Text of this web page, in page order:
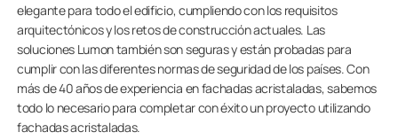
elegante para todo el edificio, cumpliendo con los requisitos
arquitectónicos y los retos de construcción actuales. Las
soluciones Lumon también son seguras y están probadas para
cumplir con las diferentes normas de seguridad de los países. Con
más de 40 años de experiencia en fachadas acristaladas, sabemos
todo lo necesario para completar con éxito un proyecto utilizando
fachadas acristaladas.